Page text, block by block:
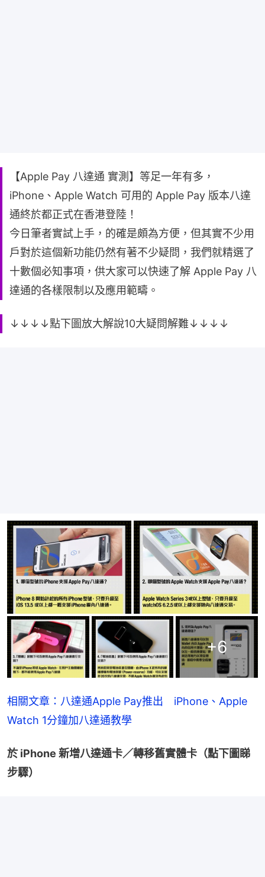
【Apple Pay 八達通 實測】等足一年有多，
iPhone、Apple Watch 可用的 Apple Pay 版本八達
通終於都正式在香港登陸！
今日筆者實試上手，的確是頗為方便，但其實不少用
戶對於這個新功能仍然有著不少疑問，我們就精選了
十數個必知事項，供大家可以快速了解 Apple Pay 八
達通的各樣限制以及應用範疇。
↓↓↓↓點下圖放大解說10大疑問解難↓↓↓↓
+6
相關文章：八達通Apple Pay推出　iPhone、Apple
Watch 1分鐘加八達通教學
於 iPhone 新增八達通卡／轉移舊實體卡（點下圖睇
步驟）